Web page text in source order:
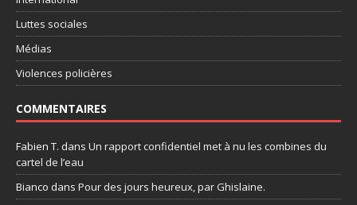
Luttes sociales
Médias
Violences policières
COMMENTAIRES
Fabien T. dans Un rapport confidentiel met à nu les combines du
cartel de l’eau
Bianco dans Pour des jours heureux, par Ghislaine.